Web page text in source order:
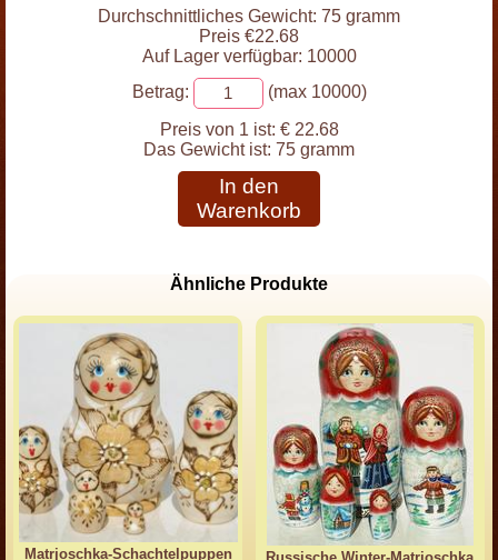
Durchschnittliches Gewicht: 75 gramm
Preis €22.68
Auf Lager verfügbar: 10000
Betrag:
(max 10000)
Preis von 1 ist: € 22.68
Das Gewicht ist: 75 gramm
In den
Warenkorb
Ähnliche Produkte
Matrjoschka-Schachtelpuppen